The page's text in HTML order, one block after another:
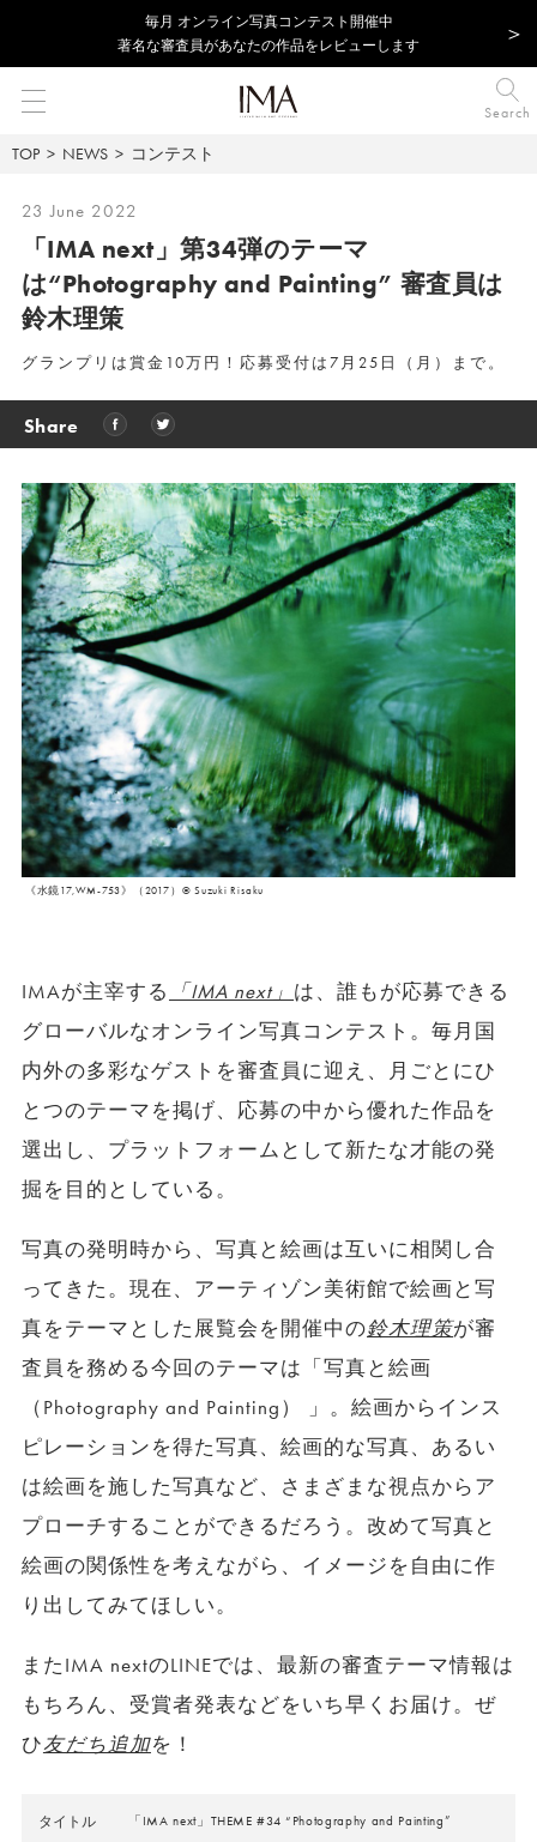
毎⽉ オンライン写真コンテスト開催中
著名な審査員があなたの作品をレビューします
Search
TOP NEWS コンテスト
23 June 2022
「IMA next」第34弾のテーマ
は“Photography and Painting” 審査員は
鈴木理策
グランプリは賞金10万円！応募受付は7月25日（月）まで。
Share
《水鏡17,WM-753》（2017）©︎ Suzuki Risaku
IMAが主宰する 「IMA next」 は、誰もが応募できる
グローバルなオンライン写真コンテスト。毎月国
内外の多彩なゲストを審査員に迎え、月ごとにひ
とつのテーマを掲げ、応募の中から優れた作品を
選出し、プラットフォームとして新たな才能の発
掘を目的としている。
写真の発明時から、写真と絵画は互いに相関し合
ってきた。現在、アーティゾン美術館で絵画と写
真をテーマとした展覧会を開催中の鈴木理策が審
査員を務める今回のテーマは「写真と絵画
（Photography and Painting） 」。絵画からインス
ピレーションを得た写真、絵画的な写真、あるい
は絵画を施した写真など、さまざまな視点からア
プローチすることができるだろう。改めて写真と
絵画の関係性を考えながら、イメージを自由に作
り出してみてほしい。
またIMA nextのLINEでは、最新の審査テーマ情報は
もちろん、受賞者発表などをいち早くお届け。ぜ
ひ友だち追加を！
タイトル 「IMA next」THEME #34 “Photography and Painting”